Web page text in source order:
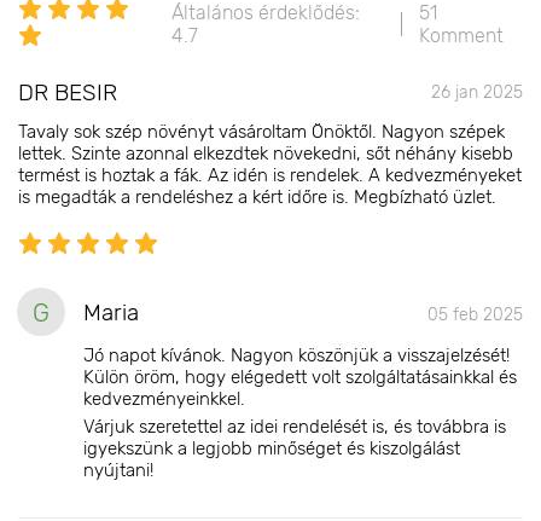
Általános érdeklődés:
4.7
51
Komment
DR BESIR 26 jan 2025
Tavaly sok szép növényt vásároltam Önöktől. Nagyon szépek
lettek. Szinte azonnal elkezdtek növekedni, sőt néhány kisebb
termést is hoztak a fák. Az idén is rendelek. A kedvezményeket
is megadták a rendeléshez a kért időre is. Megbízható üzlet.
G Maria 05 feb 2025
Jó napot kívánok. Nagyon köszönjük a visszajelzését!
Külön öröm, hogy elégedett volt szolgáltatásainkkal és
kedvezményeinkkel.
Várjuk szeretettel az idei rendelését is, és továbbra is
igyekszünk a legjobb minőséget és kiszolgálást
nyújtani!